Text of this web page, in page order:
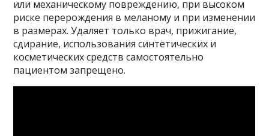
или механическому повреждению, при высоком
риске перерождения в меланому и при изменении
в размерах. Удаляет только врач, прижигание,
сдирание, использования синтетических и
косметических средств самостоятельно
пациентом запрещено.